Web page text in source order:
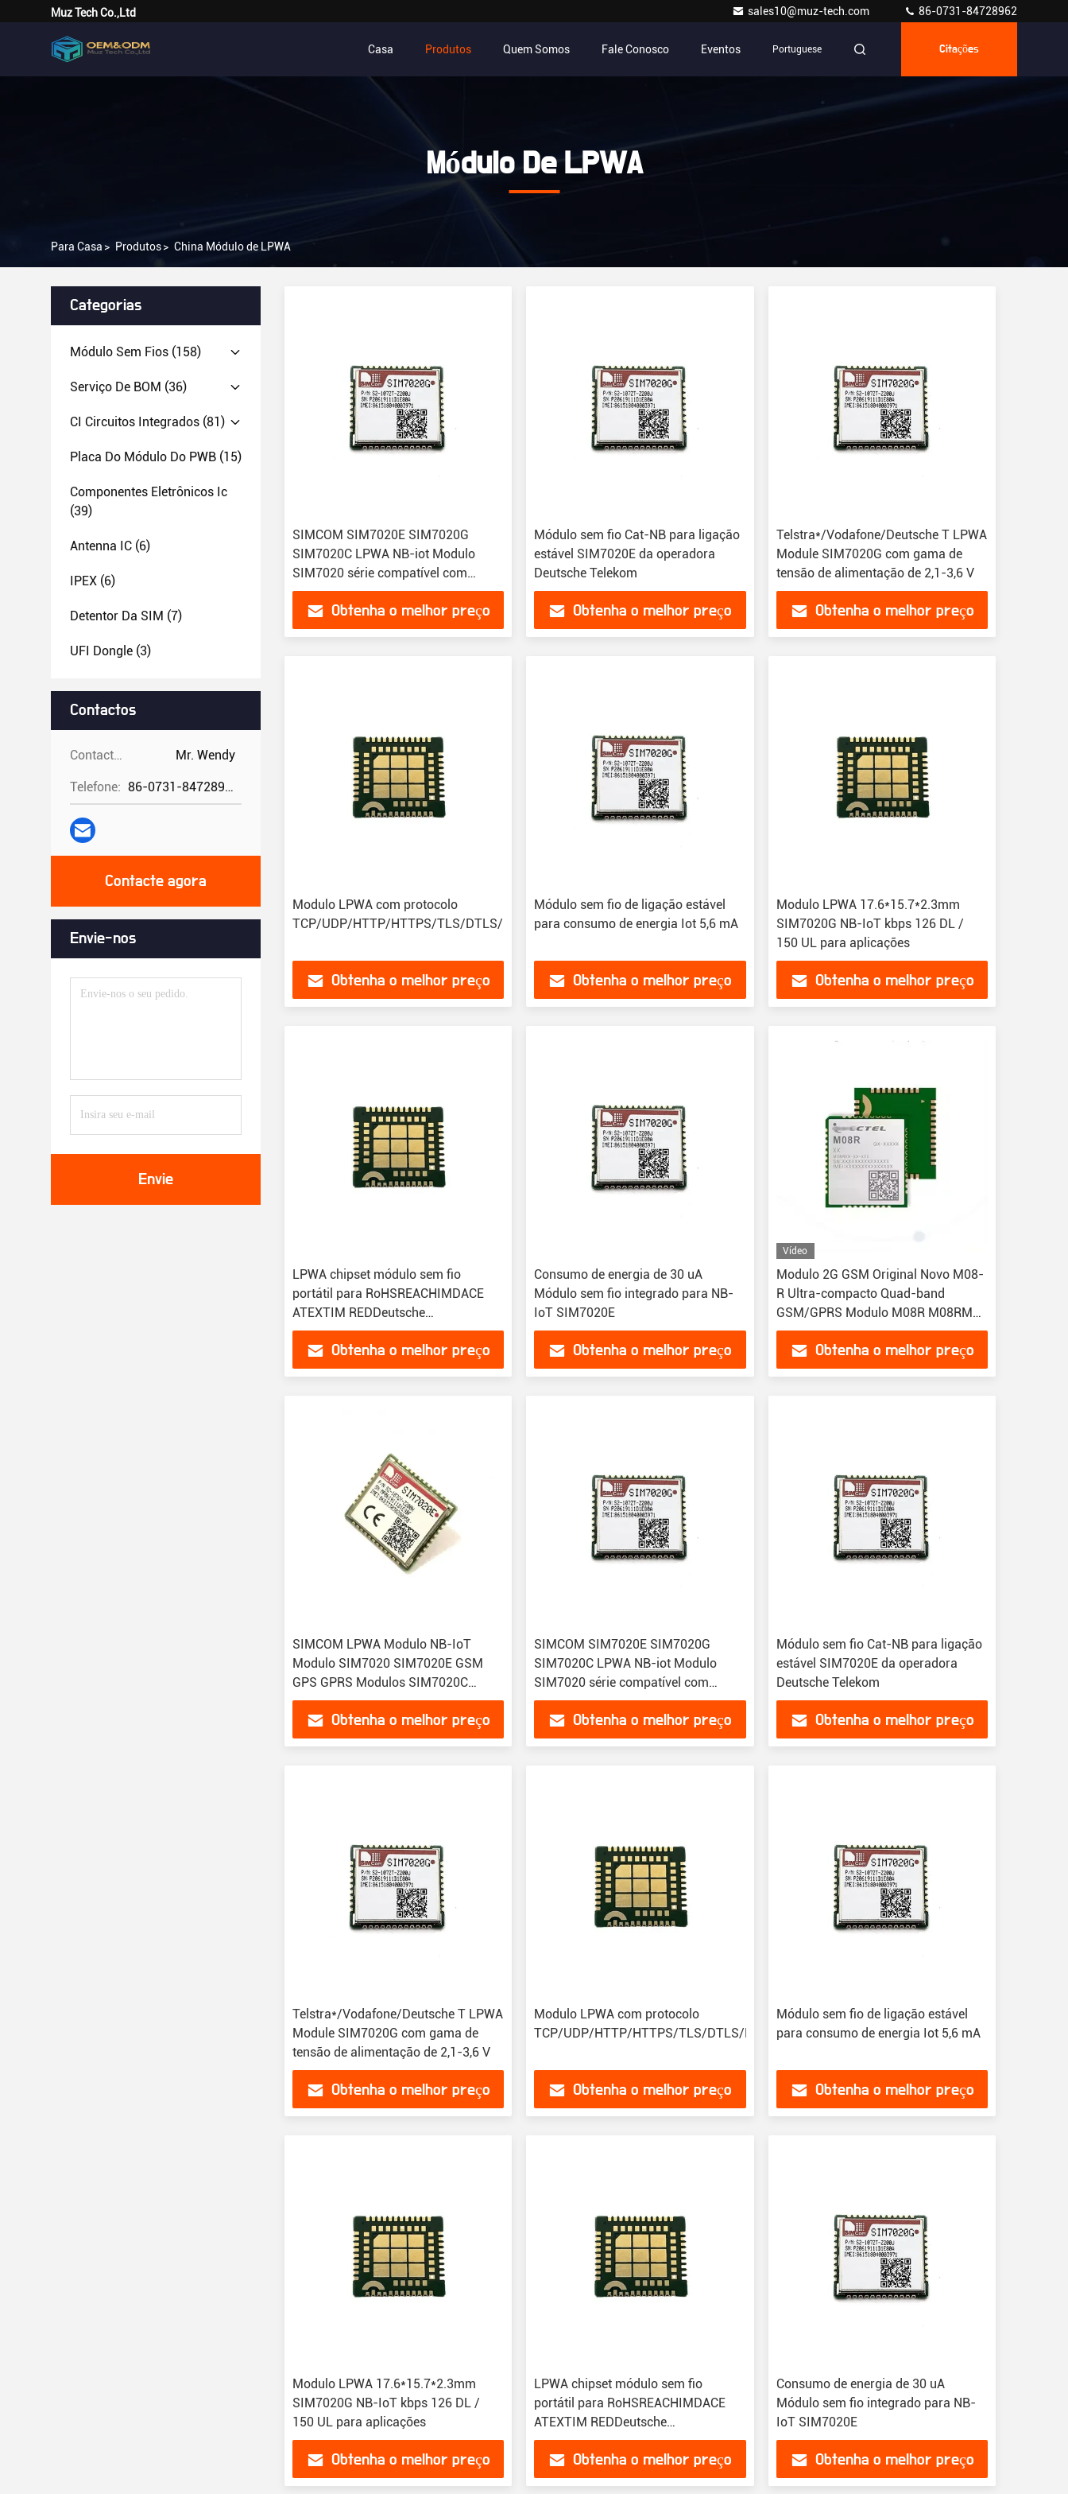
Muz Tech Co.,Ltd sales10@muz-tech.com 86-0731-84728962
Casa Produtos Quem Somos Fale Conosco Eventos Portuguese Citações
Módulo De LPWA
Para Casa > Produtos> China Módulo de LPWA
Categorias
Módulo Sem Fios (158)
Serviço De BOM (36)
CI Circuitos Integrados (81)
Placa Do Módulo Do PWB (15)
Componentes Eletrônicos Ic
(39)
Antenna IC (6)
IPEX (6)
Detentor Da SIM (7)
UFI Dongle (3)
Contactos
Contactos: Mr. Wendy
Telefone: 86-0731-84728962
Contacte agora
Envie-nos
Envie
SIMCOM SIM7020E SIM7020G
SIM7020C LPWA NB-iot Modulo
SIM7020 série compatível com
SIM800C
Obtenha o melhor preço
Módulo sem fio Cat-NB para ligação
estável SIM7020E da operadora
Deutsche Telekom
Obtenha o melhor preço
Telstra*/Vodafone/Deutsche T LPWA
Module SIM7020G com gama de
tensão de alimentação de 2,1-3,6 V
Obtenha o melhor preço
Modulo LPWA com protocolo
TCP/UDP/HTTP/HTTPS/TLS/DTLS/DNS/NTP/PING/LWM2M/COAP/MQTT/MQTTS
Obtenha o melhor preço
Módulo sem fio de ligação estável
para consumo de energia Iot 5,6 mA
Obtenha o melhor preço
Modulo LPWA 17.6*15.7*2.3mm
SIM7020G NB-IoT kbps 126 DL /
150 UL para aplicações
Obtenha o melhor preço
LPWA chipset módulo sem fio
portátil para RoHSREACHIMDACE
ATEXTIM REDDeutsche
TelekomVodafone
Obtenha o melhor preço
Consumo de energia de 30 uA
Módulo sem fio integrado para NB-
IoT SIM7020E
Obtenha o melhor preço
Vídeo
Modulo 2G GSM Original Novo M08-
R Ultra-compacto Quad-band
GSM/GPRS Modulo M08R M08RMA-
04-STD
Obtenha o melhor preço
SIMCOM LPWA Modulo NB-IoT
Modulo SIM7020 SIM7020E GSM
GPS GPRS Modulos SIM7020C
SIM7020G
Obtenha o melhor preço
SIMCOM SIM7020E SIM7020G
SIM7020C LPWA NB-iot Modulo
SIM7020 série compatível com
SIM800C
Obtenha o melhor preço
Módulo sem fio Cat-NB para ligação
estável SIM7020E da operadora
Deutsche Telekom
Obtenha o melhor preço
Telstra*/Vodafone/Deutsche T LPWA
Module SIM7020G com gama de
tensão de alimentação de 2,1-3,6 V
Obtenha o melhor preço
Modulo LPWA com protocolo
TCP/UDP/HTTP/HTTPS/TLS/DTLS/DNS/NTP/PING/LWM2M/COAP/MQTT/MQTTS
Obtenha o melhor preço
Módulo sem fio de ligação estável
para consumo de energia Iot 5,6 mA
Obtenha o melhor preço
Modulo LPWA 17.6*15.7*2.3mm
SIM7020G NB-IoT kbps 126 DL /
150 UL para aplicações
Obtenha o melhor preço
LPWA chipset módulo sem fio
portátil para RoHSREACHIMDACE
ATEXTIM REDDeutsche
TelekomVodafone
Obtenha o melhor preço
Consumo de energia de 30 uA
Módulo sem fio integrado para NB-
IoT SIM7020E
Obtenha o melhor preço